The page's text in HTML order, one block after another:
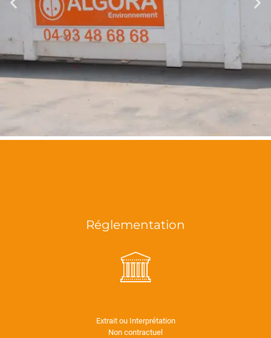
Réglementation
Extrait ou Interprétation
Non contractuel